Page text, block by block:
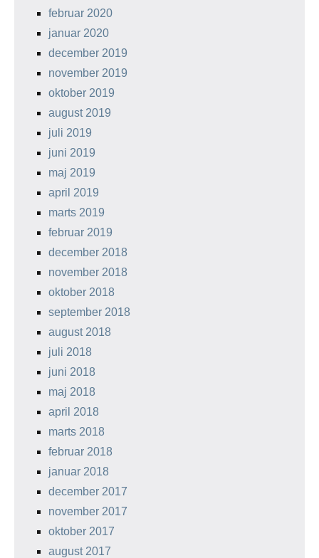
februar 2020
januar 2020
december 2019
november 2019
oktober 2019
august 2019
juli 2019
juni 2019
maj 2019
april 2019
marts 2019
februar 2019
december 2018
november 2018
oktober 2018
september 2018
august 2018
juli 2018
juni 2018
maj 2018
april 2018
marts 2018
februar 2018
januar 2018
december 2017
november 2017
oktober 2017
august 2017